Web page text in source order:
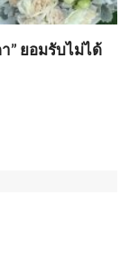
” ยอมรับไม่ได้